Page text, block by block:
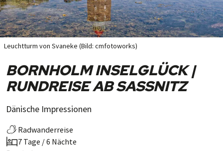
Leuchtturm von Svaneke (Bild: cmfotoworks)
BORNHOLM INSELGLÜCK |
RUNDREISE AB SASSNITZ
Dänische Impressionen
Radwanderreise
7 Tage / 6 Nächte